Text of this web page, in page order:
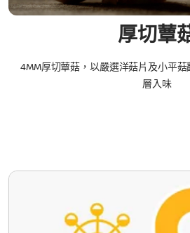
厚切蕈
4MM厚切蕈菇，以嚴選洋菇片及小平
層入味